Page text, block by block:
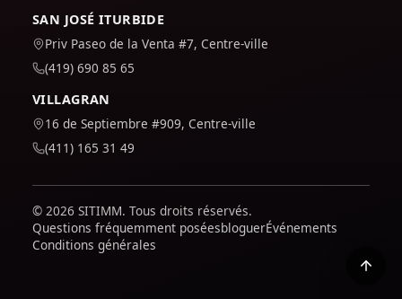
SAN JOSÉ ITURBIDE
Priv Paseo de la Venta #7, Centre-ville
(419) 690 85 65
VILLAGRAN
16 de Septiembre #909, Centre-ville
(411) 165 31 49
© 2026 SITIMM. Tous droits réservés.
Questions fréquemment poséesbloguerÉvénements
Conditions générales